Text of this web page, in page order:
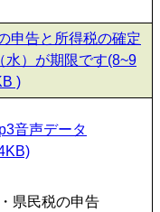
申告と所得税の確定
水）が期限です(8~9
)
音声データ
県民税の申告